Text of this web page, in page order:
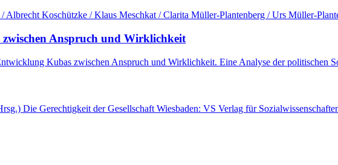
Koschützke / Klaus Meschkat / Clarita Müller-Plantenberg / Urs Müller-
Anspruch und Wirklichkeit
Kubas zwischen Anspruch und Wirklichkeit. Eine Analyse der politischen
Die Gerechtigkeit der Gesellschaft Wiesbaden: VS Verlag für